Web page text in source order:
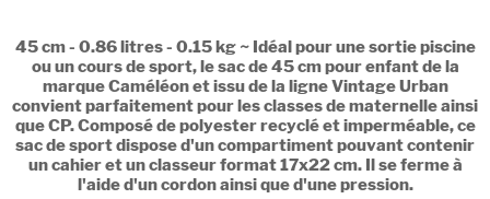
45 cm - 0.86 litres - 0.15 kg ~ Idéal pour une sortie piscine
ou un cours de sport, le sac de 45 cm pour enfant de la
marque Caméléon et issu de la ligne Vintage Urban
convient parfaitement pour les classes de maternelle ainsi
que CP. Composé de polyester recyclé et imperméable, ce
sac de sport dispose d'un compartiment pouvant contenir
un cahier et un classeur format 17x22 cm. Il se ferme à
l'aide d'un cordon ainsi que d'une pression.